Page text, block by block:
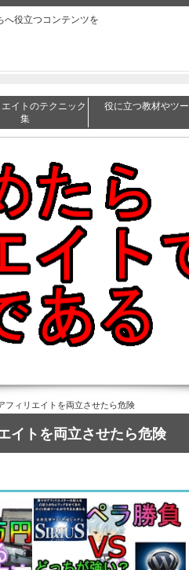
へ役立つコンテンツを
イトのテクニック
集
役に立つ教材やツ
フィリエイトを両立させたら危険
イトを両立させたら危険